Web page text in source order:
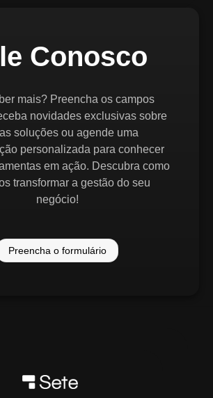
Conosco
mais? Preencha os campos
novidades exclusivas sobre
soluções ou agende uma
personalizada para conhecer
em ação. Descubra como
transformar a gestão do seu
negócio!
Preencha o formulário